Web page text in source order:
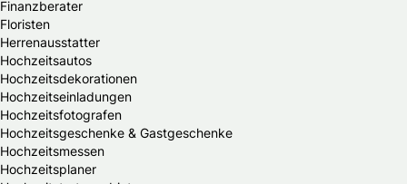
Finanzberater
Floristen
Herrenausstatter
Hochzeitsautos
Hochzeitsdekorationen
Hochzeitseinladungen
Hochzeitsfotografen
Hochzeitsgeschenke & Gastgeschenke
Hochzeitsmessen
Hochzeitsplaner